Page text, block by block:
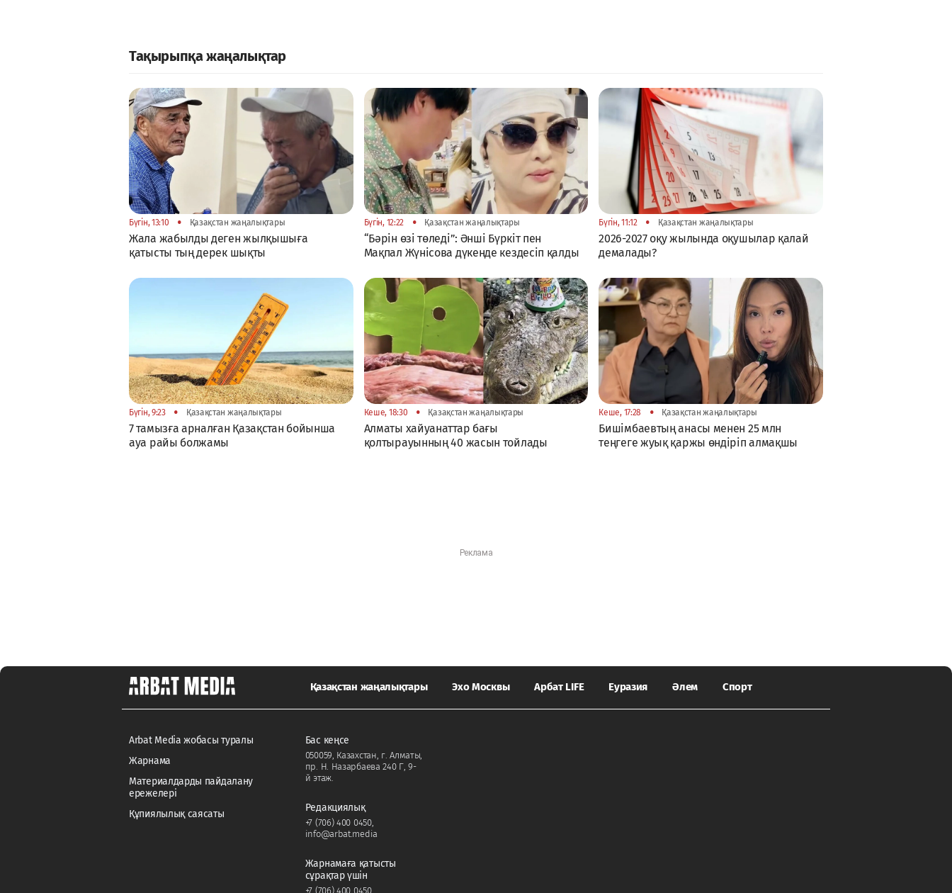
Тақырыпқа жаңалықтар
Бүгін, 13:10 • Қазақстан жаңалықтары
Жала жабылды деген жылқышыға
қатысты тың дерек шықты
Бүгін, 12:22 • Қазақстан жаңалықтары
“Бәрін өзі төледі”: Әнші Бүркіт пен
Мақпал Жүнісова дүкенде кездесіп қалды
Бүгін, 11:12 • Қазақстан жаңалықтары
2026-2027 оқу жылында оқушылар қалай
демалады?
Бүгін, 9:23 • Қазақстан жаңалықтары
7 тамызға арналған Қазақстан бойынша
ауа райы болжамы
Кеше, 18:30 • Қазақстан жаңалықтары
Алматы хайуанаттар бағы
қолтырауынның 40 жасын тойлады
Кеше, 17:28 • Қазақстан жаңалықтары
Бишімбаевтың анасы менен 25 млн
теңгеге жуық қаржы өндіріп алмақшы
Қазақстан жаңалықтары Эхо Москвы Арбат LIFE Еуразия Әлем Спорт
Arbat Media жобасы туралы
Жарнама
Материалдарды пайдалану
ережелері
Құпиялылық саясаты
Бас кеңсе
050059, Казахстан, г. Алматы,
пр. Н. Назарбаева 240 Г, 9-
й этаж.
Редакциялық
+7 (706) 400 0450,
info@arbat.media
Жарнамаға қатысты
сұрақтар үшін
+7 (706) 400 0450